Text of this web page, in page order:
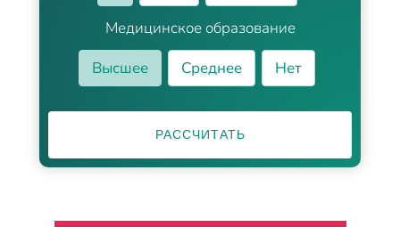
Медицинское образование
Высшее
Среднее Нет
РАССЧИТАТЬ